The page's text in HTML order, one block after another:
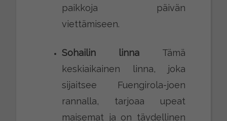
paikkoja päivän
viettämiseen.
Sohailin linna Tämä
keskiaikainen linna, joka
sijaitsee Fuengirola-joen
rannalla, tarjoaa upeat
maisemat ja on täydellinen